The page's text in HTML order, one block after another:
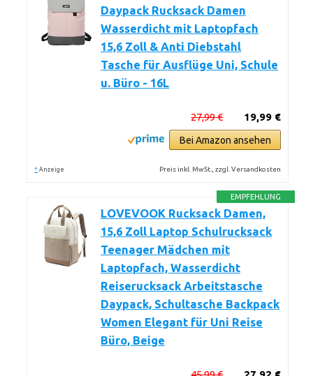
Daypack Rucksack Damen
Wasserdicht mit Laptopfach
15,6 Zoll & Anti Diebstahl
Tasche für Ausflüge Uni, Schule
u. Büro - 16L
19,99 €
27,99 €
Bei Amazon ansehen
* Anzeige Preis inkl. MwSt., zzgl. Versandkosten
EMPFEHLUNG
LOVEVOOK Rucksack Damen,
15,6 Zoll Laptop Schulrucksack
Teenager Mädchen mit
Laptopfach, Wasserdicht
Reiserucksack Arbeitstasche
Daypack, Schultasche Backpack
Women Elegant für Uni Reise
Büro, Beige